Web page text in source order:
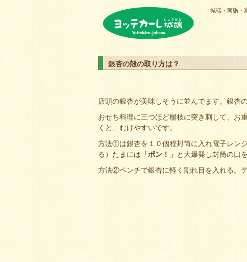
城端・南砺・
銀杏の殻の取り方は？
店頭の銀杏が美味しそうに並んでます。銀杏
おせち料理に三つほど楊枝に突き刺して、お
くと、むけやすいです。
方法①は銀杏を１０個程封筒に入れ電子レン
る）たまには 「ポン！」と大爆発し封筒の口
方法②ペンチで銀杏に軽く割れ目を入れる。